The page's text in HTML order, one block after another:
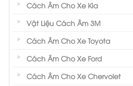
Cách Âm Cho Xe Kia
Vật Liệu Cách Âm 3M
Cách Âm Cho Xe Toyota
Cách Âm Cho Xe Ford
Cách Âm Cho Xe Chervolet